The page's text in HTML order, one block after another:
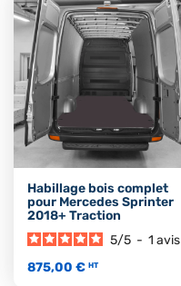
Habillage bois complet
pour Mercedes Sprinter
2018+ Traction
5/5 - 1 avis
875,00 € HT